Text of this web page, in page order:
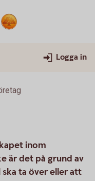
Logga in
inom
är det på grund av
ta över eller att